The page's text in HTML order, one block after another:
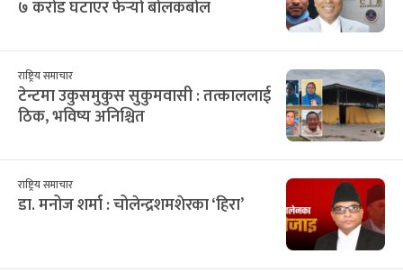
७ करोड घटाएर फेर्‍यो बोलकबोल
राष्ट्रिय समाचार
टेन्टमा उकुसमुकुस सुकुमवासी : तत्काललाई
ठिक, भविष्य अनिश्चित
राष्ट्रिय समाचार
डा. मनोज शर्मा : चोलेन्द्रशमशेरका ‘हिरा’